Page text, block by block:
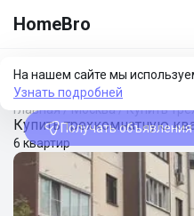
HomeBro
На нашем сайте мы
Узнать подробней
Получать
Фильтры
Главная/Москва/Купить
Купить трехкомнатную
6 квартир